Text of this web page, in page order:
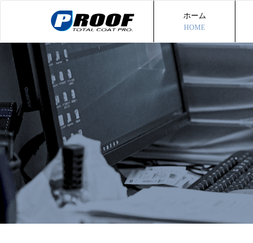
ホーム
HOME